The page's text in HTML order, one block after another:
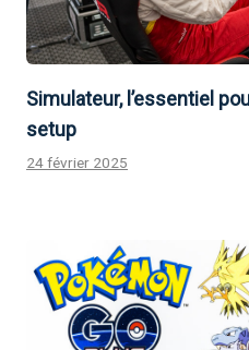
Simulateur, l’essentiel
setup
24 février 2025